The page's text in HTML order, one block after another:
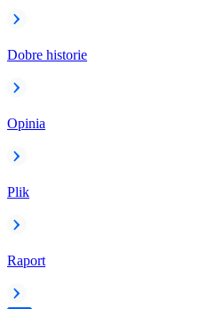
Dobre historie
Opinia
Plik
Raport